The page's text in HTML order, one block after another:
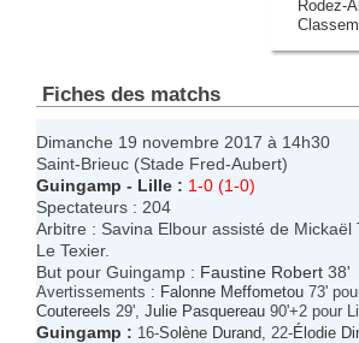
Rodez-
Fiches des matchs
Dimanche 19 novembre 2017 à 14h30
Saint-Brieuc (Stade Fred-Aubert)
Guingamp - Lille : 1-0 (1-0)
Spectateurs : 204
Arbitre : Savina Elbour assisté de Mickaël
Le Texier.
But pour Guingamp : Faustine Robert 38'
Avertissements : Falonne Meffometou 73'
Coutereels 29', Julie Pasquereau 90'+2 pour
Guingamp : 16-Solène Durand , 22-Élodie